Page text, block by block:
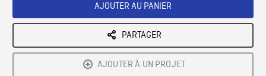
AJOUTER AU PANIER
PARTAGER
AJOUTER À UN PROJET